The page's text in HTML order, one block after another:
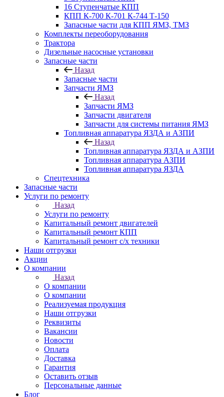
16 Ступенчатые КПП
КПП К-700 К-701 К-744 Т-150
Запасные части для КПП ЯМЗ, ТМЗ
Комплекты переоборудования
Трактора
Дизельные насосные установки
Запасные части
Назад
Запасные части
Запчасти ЯМЗ
Назад
Запчасти ЯМЗ
Запчасти двигателя
Запчасти для системы питания ЯМЗ
Топливная аппаратура ЯЗДА и АЗПИ
Назад
Топливная аппаратура ЯЗДА и АЗПИ
Топливная аппаратура АЗПИ
Топливная аппаратура ЯЗДА
Спецтехника
Запасные части
Услуги по ремонту
Назад
Услуги по ремонту
Капитальный ремонт двигателей
Капитальный ремонт КПП
Капитальный ремонт с/х техники
Наши отгрузки
Акции
О компании
Назад
О компании
О компании
Реализуемая продукция
Наши отгрузки
Реквизиты
Вакансии
Новости
Оплата
Доставка
Гарантия
Оставить отзыв
Персональные данные
Блог